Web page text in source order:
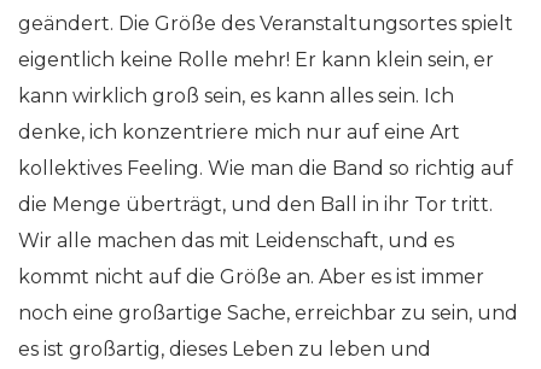
geändert. Die Größe des Veranstaltungsortes spielt
eigentlich keine Rolle mehr! Er kann klein sein, er
kann wirklich groß sein, es kann alles sein. Ich
denke, ich konzentriere mich nur auf eine Art
kollektives Feeling. Wie man die Band so richtig auf
die Menge überträgt, und den Ball in ihr Tor tritt.
Wir alle machen das mit Leidenschaft, und es
kommt nicht auf die Größe an. Aber es ist immer
noch eine großartige Sache, erreichbar zu sein, und
es ist großartig, dieses Leben zu leben und